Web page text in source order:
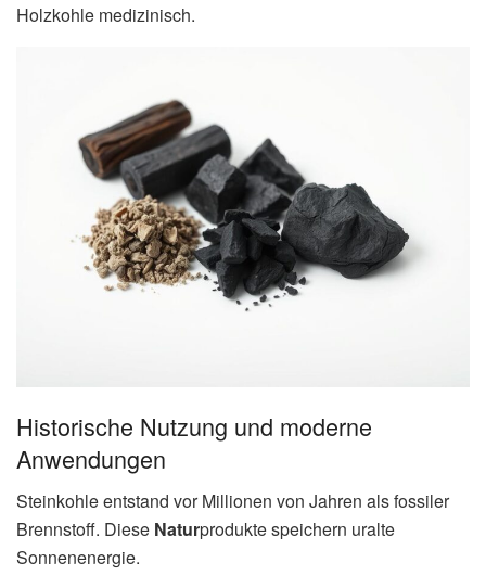
Holzkohle medizinisch.
Historische Nutzung und moderne
Anwendungen
Steinkohle entstand vor Millionen von Jahren als fossiler
Brennstoff. Diese Naturprodukte speichern uralte
Sonnenenergie.